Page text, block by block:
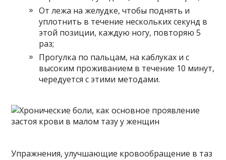
От лежа на желудке, чтобы поднять и
уплотнить в течение нескольких секунд в
этой позиции, каждую ногу, повторяю 5
раз;
Прогулка по пальцам, на каблуках и с
высоким проживанием в течение 10 минут,
чередуется с этими методами.
Упражнения, улучшающие кровообращение в таз